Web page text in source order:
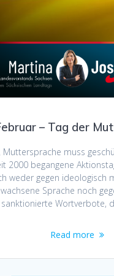
– Tag der
Muttersprache muss
2000 begangene
weder gegen ideologisch
Sprache noch
sanktionierte Wortverbote,
Read more